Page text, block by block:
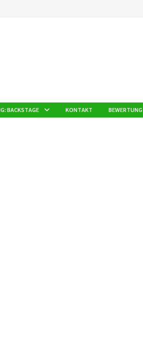
BACKSTAGE KONTAKT BEWERTUNG